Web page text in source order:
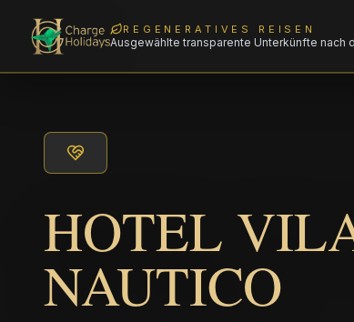
REGENERATIVES REISEN
Ausgewählte transparente Unterkünfte nach
HOTEL
NAUTICO